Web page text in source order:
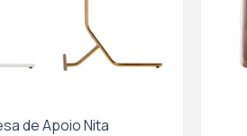
de Apoio Nita